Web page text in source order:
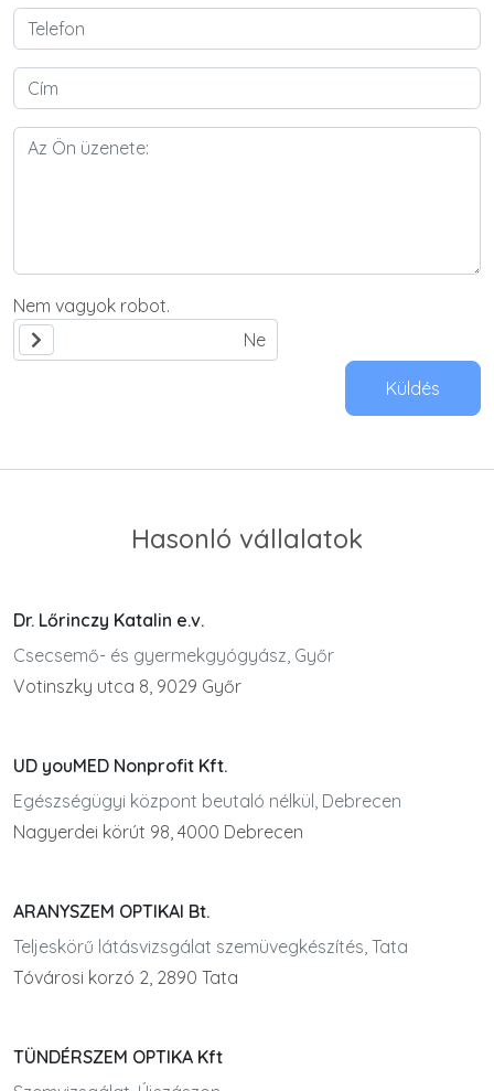
Nem vagyok robot.
Küldés
Hasonló vállalatok
Dr. Lőrinczy Katalin e.v.
Csecsemő- és gyermekgyógyász, Győr
Votinszky utca 8, 9029 Győr
UD youMED Nonprofit Kft.
Egészségügyi központ beutaló nélkül, Debrecen
Nagyerdei körút 98, 4000 Debrecen
ARANYSZEM OPTIKAI Bt.
Teljeskörű látásvizsgálat szemüvegkészítés, Tata
Tóvárosi korzó 2, 2890 Tata
TÜNDÉRSZEM OPTIKA Kft